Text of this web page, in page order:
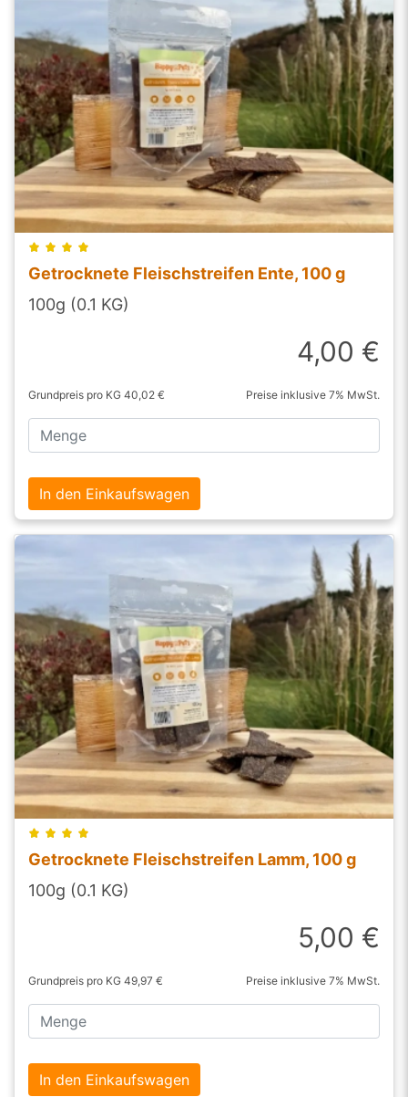
Getrocknete Fleischstreifen Ente, 100 g
100g (0.1 KG)
4,00 €
Grundpreis pro KG 40,02 € Preise inklusive 7% MwSt.
In den Einkaufswagen
Getrocknete Fleischstreifen Lamm, 100 g
100g (0.1 KG)
5,00 €
Grundpreis pro KG 49,97 € Preise inklusive 7% MwSt.
In den Einkaufswagen